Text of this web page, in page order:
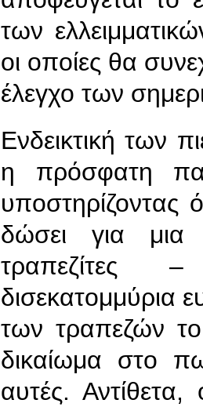
των
οι οποίες θα
έλεγχο των
Ενδεικτική των
η πρόσφατη
δώσει για μια
τραπεζίτες –
δισεκατομμύρια
των τραπεζών
δικαίωμα στο
αυτές.